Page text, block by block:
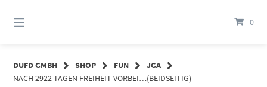
zum
Inhalt
0
DUFD GMBH SHOP FUN
JGA
NACH 2922 TAGEN FREIHEIT VORBEI…(BEIDSEITIG)